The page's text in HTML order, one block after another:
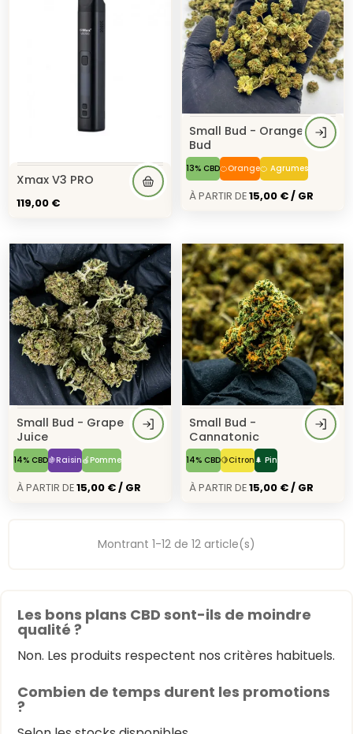
Xmax V3 PRO
119,00 €
Small Bud - Orange
Bud
13% CBD🍊Orange🍊 Agrumes
À Partir de15,00 € / GR
Small Bud - Grape
Juice
14% CBD🍇Raisin🍎Pomme
À Partir de15,00 € / GR
Small Bud -
Cannatonic
14% CBD🍋Citron 🌲 Pin
À Partir de15,00 € / GR
Montrant 1-12 de 12 article(s)
Les bons plans CBD sont-ils de moindre
qualité ?
Non. Les produits respectent nos critères habituels.
Combien de temps durent les promotions
?